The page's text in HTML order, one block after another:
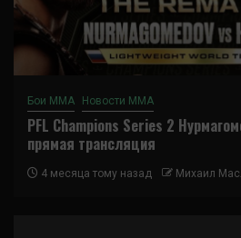
Бои ММА Новости ММА
PFL Champions Series 2
прямая трансляция
4 месяца тому назад Михаил